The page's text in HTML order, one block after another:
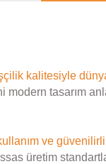
kalitesiyle
modern tasarım
ve
üretim